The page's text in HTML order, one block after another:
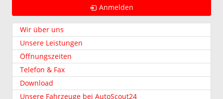
Anmelden
Wir über uns
Unsere Leistungen
Öffnungszeiten
Telefon & Fax
Download
Unsere Fahrzeuge bei AutoScout24